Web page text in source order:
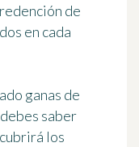
de
en cada
ganas de
saber
los